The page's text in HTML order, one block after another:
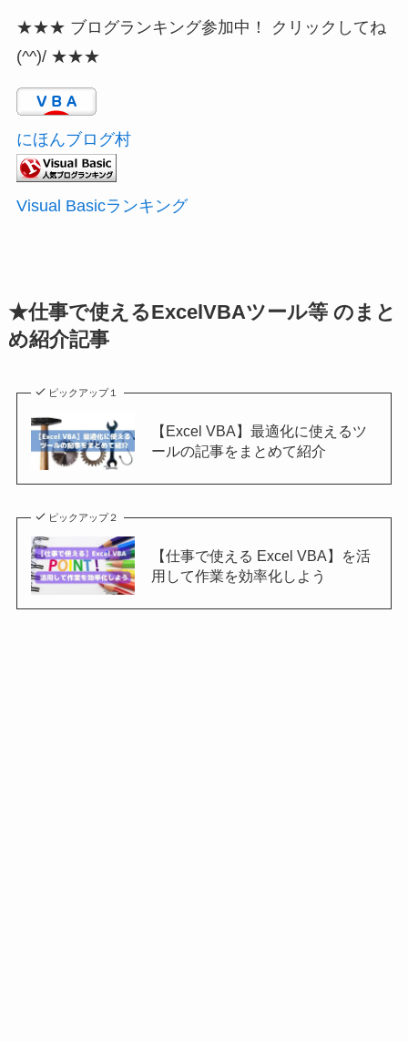
★★★ ブログランキング参加中！ クリックしてね
(^^)/ ★★★
にほんブログ村
Visual Basicランキング
★仕事で使えるExcelVBAツール等 のまと
め紹介記事
ピックアップ１
【Excel VBA】最適化に使えるツ
ールの記事をまとめて紹介
ピックアップ２
【仕事で使える Excel VBA】を活
用して作業を効率化しよう